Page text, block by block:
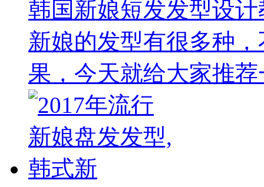
韩国新娘短发发型设计
新娘的发型有很多种
果，今天就给大家推